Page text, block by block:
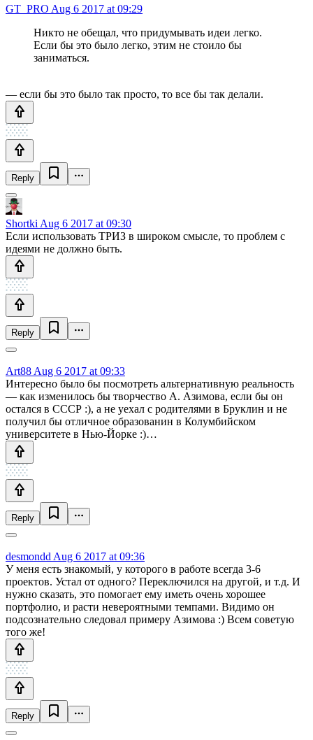
GT_PRO Aug 6 2017 at 09:29
Никто не обещал, что придумывать идеи легко.
Если бы это было легко, этим не стоило бы
заниматься.
— если бы это было так просто, то все бы так делали.
Reply
Shortki Aug 6 2017 at 09:30
Если использовать ТРИЗ в широком смысле, то проблем с
идеями не должно быть.
Reply
Art88 Aug 6 2017 at 09:33
Интересно было бы посмотреть альтернативную реальность
— как изменилось бы творчество А. Азимова, если бы он
остался в СССР :), а не уехал с родителями в Бруклин и не
получил бы отличное образованин в Колумбийском
университете в Нью-Йорке :)…
Reply
desmondd Aug 6 2017 at 09:36
У меня есть знакомый, у которого в работе всегда 3-6
проектов. Устал от одного? Переключился на другой, и т.д. И
нужно сказать, это помогает ему иметь очень хорошее
портфолио, и расти невероятными темпами. Видимо он
подсознательно следовал примеру Азимова :) Всем советую
того же!
Reply